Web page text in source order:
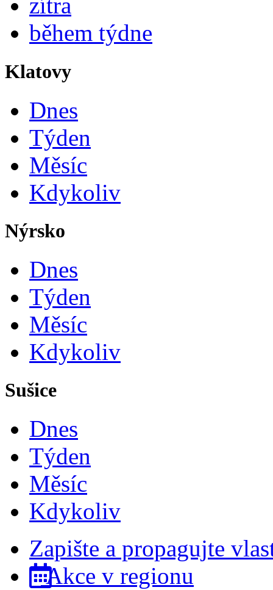
zítra
během týdne
Klatovy
Dnes
Týden
Měsíc
Kdykoliv
Nýrsko
Dnes
Týden
Měsíc
Kdykoliv
Sušice
Dnes
Týden
Měsíc
Kdykoliv
Zapište a propagujte
Akce v regionu